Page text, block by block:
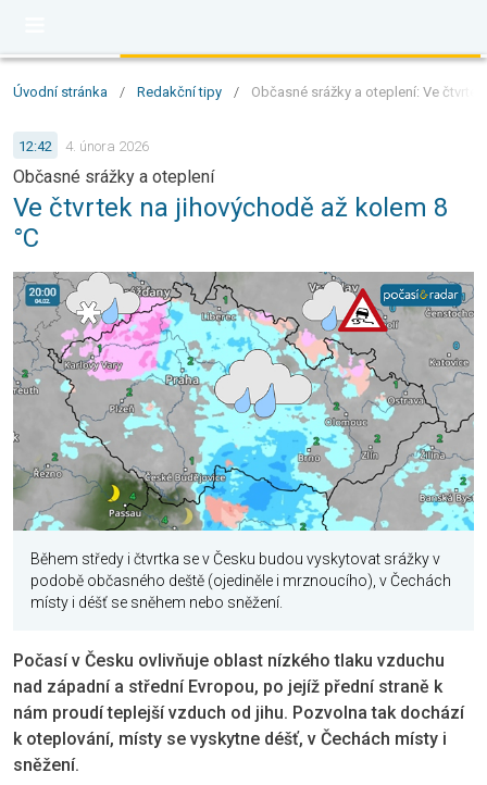
Úvodní stránka / Redakční tipy / Občasné srážky a oteplení: Ve
12:42 4. února 2026
Občasné srážky a oteplení
Ve čtvrtek na jihovýchodě až kolem 8
°C
Během středy i čtvrtka se v Česku budou vyskytovat srážky v
podobě občasného deště (ojediněle i mrznoucího), v Čechách
místy i déšť se sněhem nebo sněžení.
Počasí v Česku ovlivňuje oblast nízkého tlaku vzduchu
nad západní a střední Evropou, po jejíž přední straně k
nám proudí teplejší vzduch od jihu. Pozvolna tak dochází
k oteplování, místy se vyskytne déšť, v Čechách místy i
sněžení.